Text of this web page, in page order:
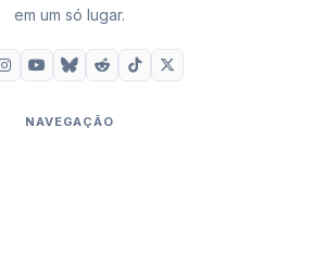
em um só lugar.
NAVEGAÇÃO